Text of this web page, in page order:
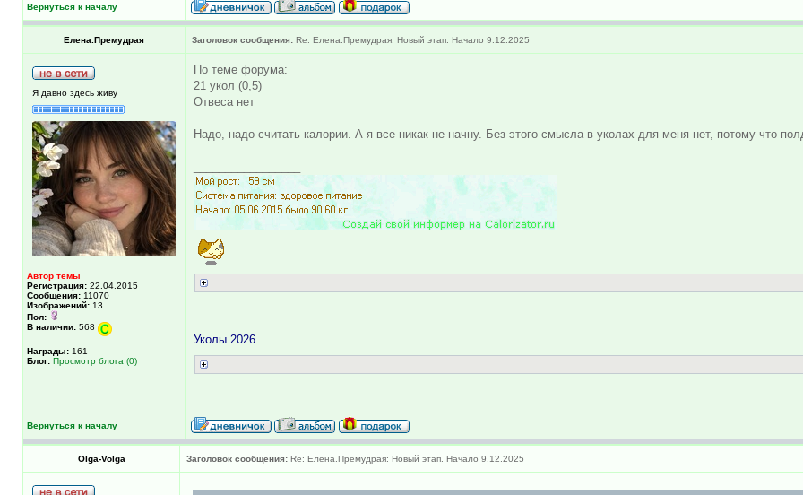
Вернуться к началу
Елена.Премудрая Заголовок сообщения: Re: Елена.Премудрая: Новый этап. Начало 9.12.2025
Я давно здесь живу
Автор темы
Регистрация: 22.04.2015
Сообщения: 11070
Изображений: 13
Пол:
В наличии: 568
Награды: 161
Блог: Просмотр блога (0)
По теме форума:
21 укол (0,5)
Отвеса нет
Надо, надо считать калории. А я все никак не начну. Без этого смысла в уколах для меня нет, потому что
Уколы 2026
Вернуться к началу
Olga-Volga Заголовок сообщения: Re: Елена.Премудрая: Новый этап. Начало 9.12.2025